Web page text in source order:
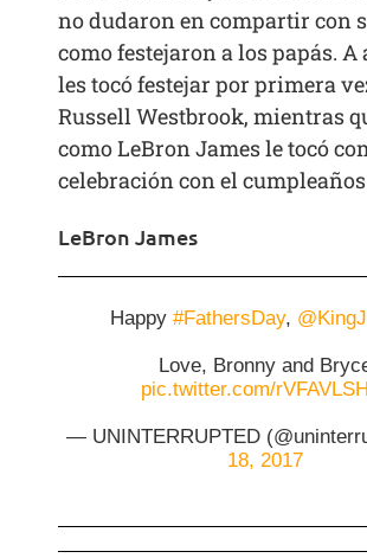
no dudaron en compartir con
como festejaron a los papás. A
les tocó festejar por primera
Russell Westbrook, mientras
como LeBron James le tocó
celebración con el
LeBron James
Happy #FathersDay,
Love, Bronny and
pic.twitter.com/
— UNINTERRUPTED
18, 2017